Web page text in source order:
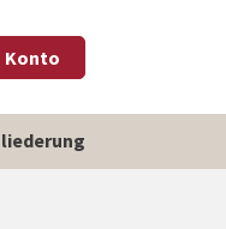
Konto